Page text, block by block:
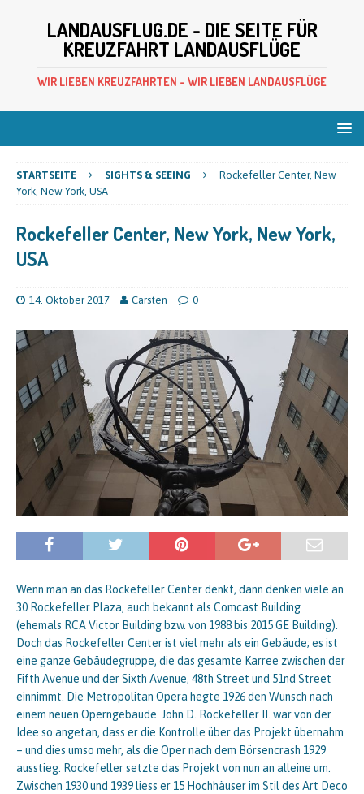
LANDAUSFLUG.DE - DIE SEITE FÜR
KREUZFAHRT LANDAUSFLÜGE
WIR LIEBEN KREUZFAHRTEN - WIR LIEBEN LANDAUSFLÜGE
STARTSEITE SIGHTS & SEEING
Rockefeller Center, New
York, New York, USA
Rockefeller Center, New York, New York,
USA
14. Oktober 2017 Carsten 0
Wenn man an das Rockefeller Center denkt, dann denken viele an
30 Rockefeller Plaza, auch bekannt als Comcast Building
(ehemals RCA Victor Building bzw. von 1988 bis 2015 GE Building).
Doch das Rockefeller Center ist viel mehr als ein Gebäude; es ist
eine ganze Gebäudegruppe, die das gesamte Karree zwischen der
Fifth Avenue und der Sixth Avenue, 48th Street und 51nd Street
einnimmt. Die Metropolitan Opera hegte 1926 den Wunsch nach
einem neuen Operngebäude. John D. Rockefeller II. war von der
Idee so angetan, dass er die Kontrolle über das Projekt übernahm
– und dies umso mehr, als die Oper nach dem Börsencrash 1929
ausstieg. Rockefeller setzte das Projekt von nun an alleine um.
Zwischen 1930 und 1939 liess er 15 Hochhäuser im Stil des Art Deco